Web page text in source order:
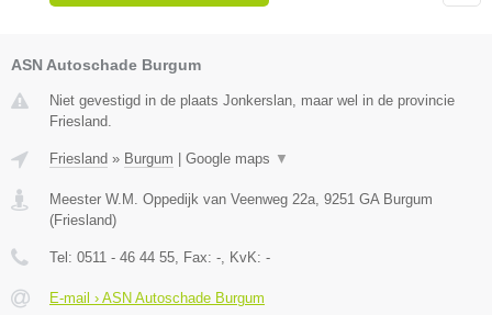
ASN Autoschade Burgum
Niet gevestigd in de plaats Jonkerslan, maar wel in de provincie
Friesland.
Friesland » Burgum | Google maps ▼
Meester W.M. Oppedijk van Veenweg 22a 9251 GA Burgum
(Friesland)
Tel: 0511 - 46 44 55 , Fax: - , KvK: -
E-mail › ASN Autoschade Burgum